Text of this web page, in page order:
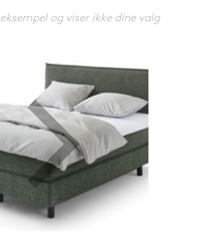
50x55 cmog viser ikke dine valg